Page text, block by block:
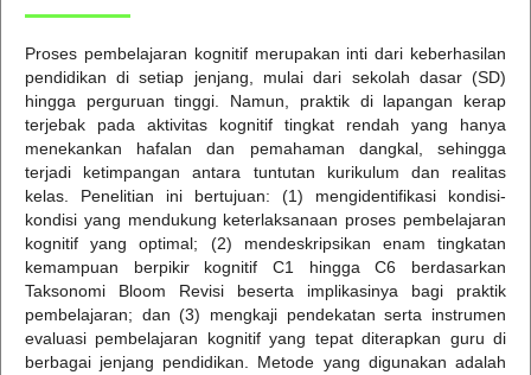
Proses pembelajaran kognitif merupakan inti dari keberhasilan
pendidikan di setiap jenjang, mulai dari sekolah dasar (SD)
hingga perguruan tinggi. Namun, praktik di lapangan kerap
terjebak pada aktivitas kognitif tingkat rendah yang hanya
menekankan hafalan dan pemahaman dangkal, sehingga
terjadi ketimpangan antara tuntutan kurikulum dan realitas
kelas. Penelitian ini bertujuan: (1) mengidentifikasi kondisi-
kondisi yang mendukung keterlaksanaan proses pembelajaran
kognitif yang optimal; (2) mendeskripsikan enam tingkatan
kemampuan berpikir kognitif C1 hingga C6 berdasarkan
Taksonomi Bloom Revisi beserta implikasinya bagi praktik
pembelajaran; dan (3) mengkaji pendekatan serta instrumen
evaluasi pembelajaran kognitif yang tepat diterapkan guru di
berbagai jenjang pendidikan. Metode yang digunakan adalah